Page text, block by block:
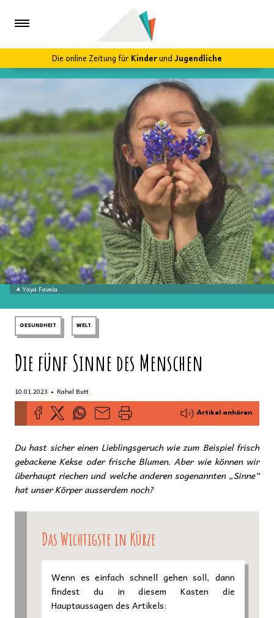
Die online Zeitung fürKinderundJugendliche
Yaya Favela
GESUNDHEIT WELT
Die fünf Sinne des Menschen
10.01.2023 • Rahel Butt
Artikel anhören
Du hast sicher einen Lieblingsgeruch wie zum Beispiel frisch
gebackene Kekse oder frische Blumen. Aber wie können wir
überhaupt riechen und welche anderen sogenannten „Sinne“
hat unser Körper ausserdem noch?
Das Wichtigste in Kürze
Wenn es einfach schnell gehen soll, dann
findest du in diesem Kasten die
Hauptaussagen des Artikels: